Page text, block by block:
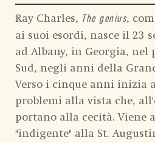
Ray Charles, The genius,
ai suoi esordi, nasce il 23
ad Albany, in Georgia, nel
Sud, negli anni della
Verso i cinque anni inizia
problemi alla vista che,
portano alla cecità. Viene
"indigente" alla St.